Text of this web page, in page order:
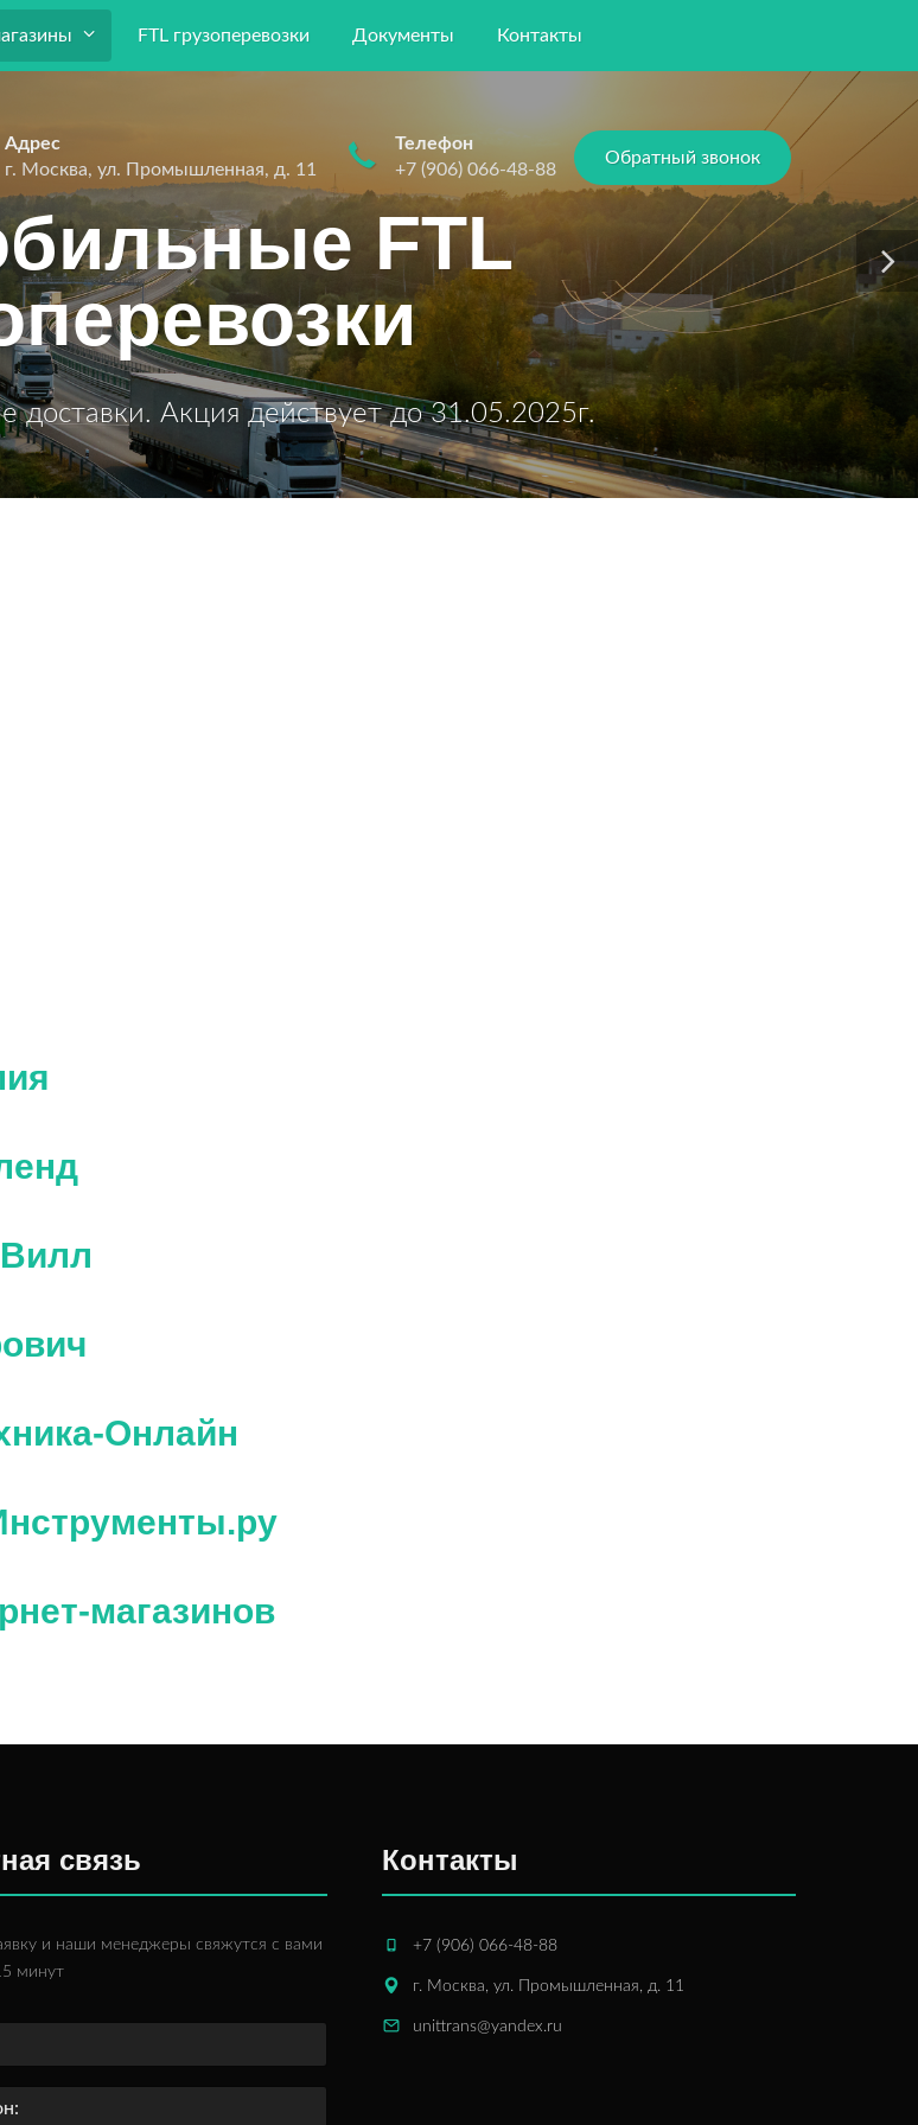
FTL грузоперевозки Документы Контакты
Обратный звонок
Адрес
г. Москва, ул. Промышленная, д. 11
Телефон
+7 (906) 066-48-88
FTL
доставки. Акция действует до 31.05.2025г.
Онлайн
магазинов
связь
и наши менеджеры свяжутся с вами
минут
Контакты
+7 (906) 066-48-88
г. Москва, ул. Промышленная, д. 11
unittrans@yandex.ru